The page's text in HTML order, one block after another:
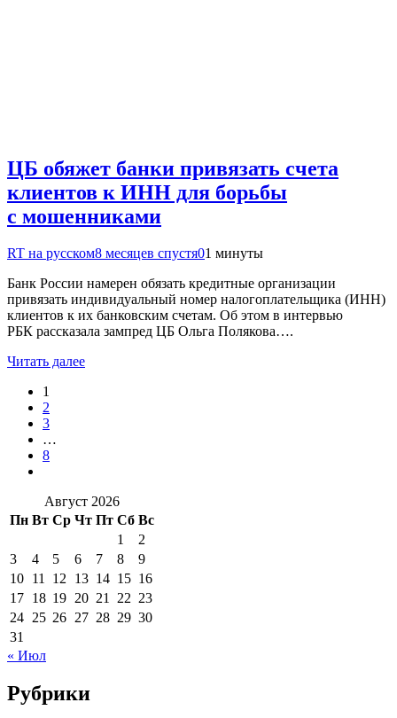
ЦБ обяжет банки привязать счета
клиентов к ИНН для борьбы
с мошенниками
RT на русском8 месяцев спустя01 минуты
Банк России намерен обязать кредитные организации
привязать индивидуальный номер налогоплательщика (ИНН)
клиентов к их банковским счетам. Об этом в интервью
РБК рассказала зампред ЦБ Ольга Полякова….
Читать далее
1
2
3
…
8
Август 2026
Пн Вт Ср Чт Пт Сб Вс
1
2
3
4 5 6 7 8
9
10 11 12 13 14 15 16
17 18 19 20 21 22 23
24 25 26 27 28 29 30
31
« Июл
Рубрики